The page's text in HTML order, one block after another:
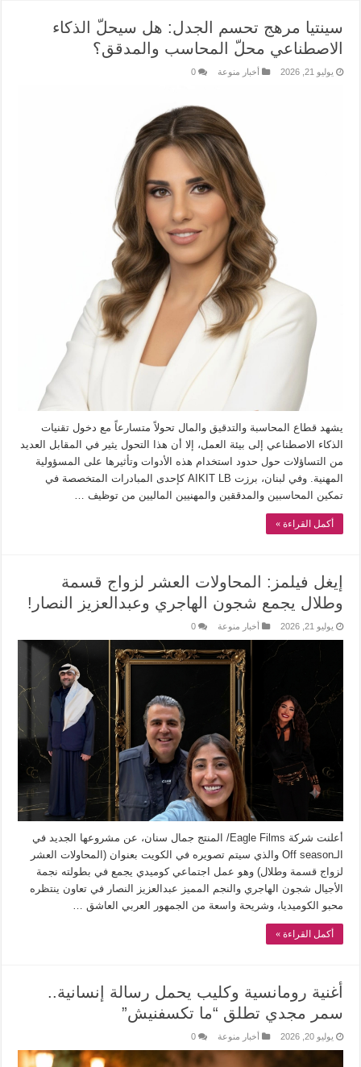
سينتيا مرهج تحسم الجدل: هل سيحلّ الذكاء
الاصطناعي محلّ المحاسب والمدقق؟
يوليو 21, 2026 أخبار منوعة 0
يشهد قطاع المحاسبة والتدقيق والمال تحولاً متسارعاً مع دخول تقنيات
الذكاء الاصطناعي إلى بيئة العمل، إلا أن هذا التحول يثير في المقابل العديد
من التساؤلات حول حدود استخدام هذه الأدوات وتأثيرها على المسؤولية
المهنية. وفي لبنان، برزت AIKIT LB كإحدى المبادرات المتخصصة في
تمكين المحاسبين والمدققين والمهنيين الماليين من توظيف …
أكمل القراءة »
إيغل فيلمز: المحاولات العشر لزواج قسمة
وطلال يجمع شجون الهاجري وعبدالعزيز النصار!
يوليو 21, 2026 أخبار منوعة 0
أعلنت شركة Eagle Films/ المنتج جمال سنان، عن مشروعها الجديد في
الـOff season والذي سيتم تصويره في الكويت بعنوان (المحاولات العشر
لزواج قسمة وطلال) وهو عمل اجتماعي كوميدي يجمع في بطولته نجمة
الأجيال شجون الهاجري والنجم المميز عبدالعزيز النصار في تعاون ينتظره
محبو الكوميديا، وشريحة واسعة من الجمهور العربي العاشق …
أكمل القراءة »
أغنية رومانسية وكليب يحمل رسالة إنسانية..
سمر مجدي تطلق “ما تكسفنيش”
يوليو 20, 2026 أخبار منوعة 0